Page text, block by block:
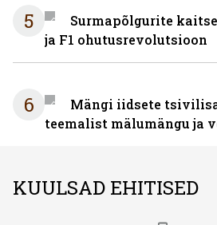
5
Surmapõlgurite
ja F1 ohutusrevolutsioon
6
Mängi iidsete
teemalist mälumängu ja
KUULSAD EHITISED